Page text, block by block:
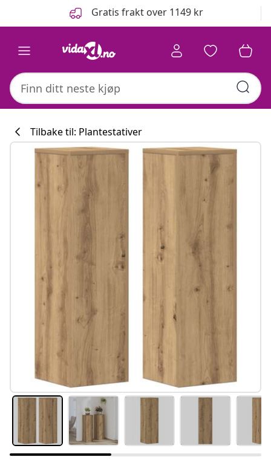
Gratis frakt over 1149 kr
Tilbake til: Plantestativer